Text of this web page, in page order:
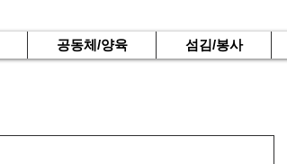
공동체/양육 섬김/봉사